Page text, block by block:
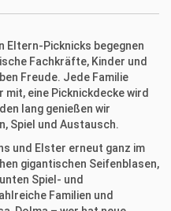
Eltern-Picknicks begegnen
Fachkräfte, Kinder und
Freude. Jede Familie
eine Picknickdecke wird
lang genießen wir
Spiel und Austausch.
und Elster erneut ganz im
gigantischen Seifenblasen,
Spiel- und
Familien und